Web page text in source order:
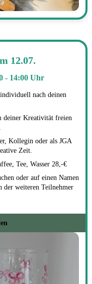
12.07.
- 14:00 Uhr
nach deinen
deiner Kreativität freien
Kollegin oder als JGA
Zeit.
Tee, Wasser 28,-€
oder auf einen Namen
der weiteren Teilnehmer